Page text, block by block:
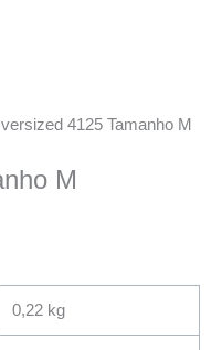
4125 Tamanho M
M
0,22 kg